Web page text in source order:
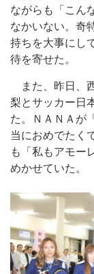
ながらも「こん
なかいない。奇
持ちを大事にし
待を寄せた。
また、昨日、
梨とサッカー日
た。ＮＡＮＡが
当におめでたく
も「私もアモー
めかせていた。